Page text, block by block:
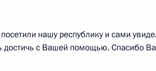
нашу республику и сами
достичь с Вашей помощью. Спасибо